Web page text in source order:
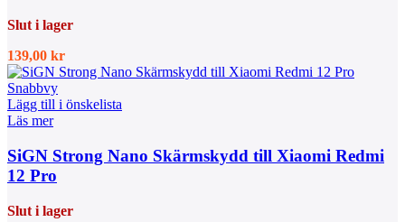
Slut i lager
139,00 kr
Snabbvy
Lägg till i önskelista
Läs mer
SiGN Strong Nano Skärmskydd till Xiaomi Redmi
12 Pro
Slut i lager